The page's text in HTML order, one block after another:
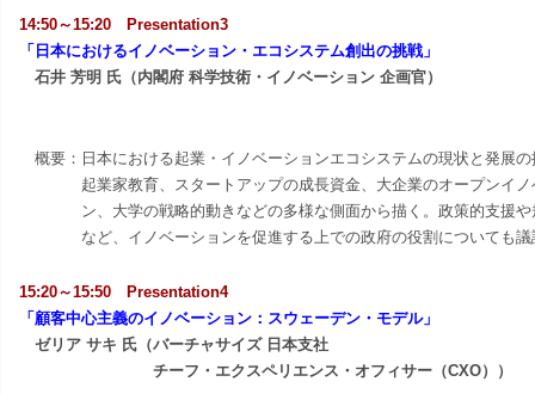
14:50～15:20 Presentation3
「 日本におけるイノベーション・エコシステム創出の挑戦 」
石井 芳明 氏（内閣府 科学技術・イノベーション 企画官）
概要： 日本における起業・イノベーションエコシステムの現状と発展
起業家教育、スタートアップの成長資金、大企業のオープンイ
ン、大学の戦略的動きなどの多様な側面から描く。政策的支援
など、イノベーショ ンを促進する上での政府の役割についても
15:20～15:50 Presentation4
「 顧客中心主義のイノベーション：スウェーデン・モデル」
ゼリア サキ 氏（バーチャサイズ 日本支社
チーフ・エクスペリエンス・オフィサー（CXO））